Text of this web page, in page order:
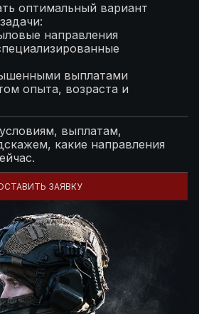
оптимальный вариант
направления
выплатами
опыта, возраста и
выплатам,
какие направления
ЗАЯВКУ